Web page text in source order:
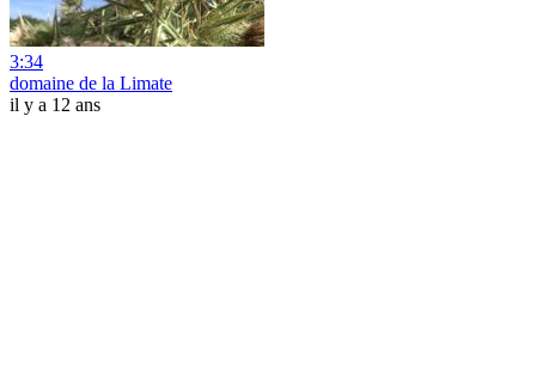
3:34
domaine de la Limate
il y a 12 ans